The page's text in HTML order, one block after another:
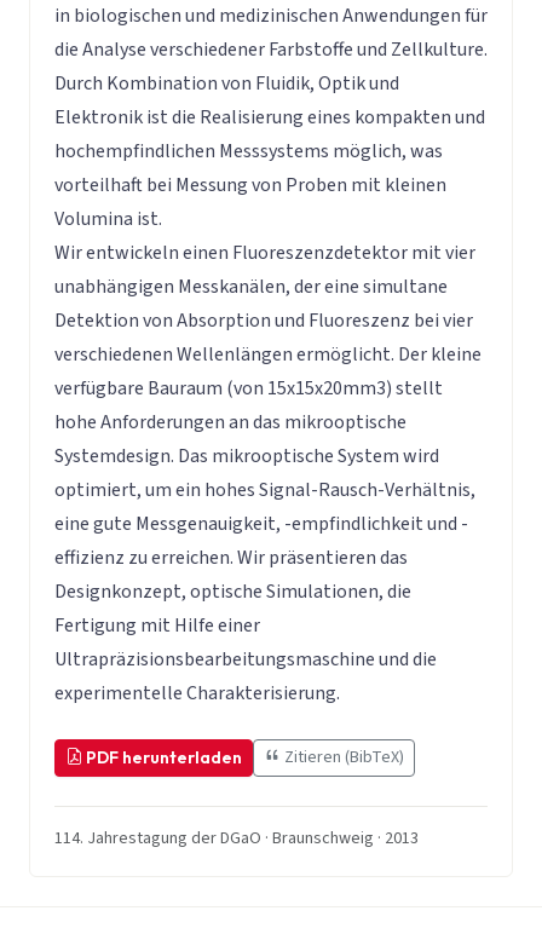
in biologischen und medizinischen Anwendungen für
die Analyse verschiedener Farbstoffe und Zellkulture.
Durch Kombination von Fluidik, Optik und
Elektronik ist die Realisierung eines kompakten und
hochempfindlichen Messsystems möglich, was
vorteilhaft bei Messung von Proben mit kleinen
Volumina ist.
Wir entwickeln einen Fluoreszenzdetektor mit vier
unabhängigen Messkanälen, der eine simultane
Detektion von Absorption und Fluoreszenz bei vier
verschiedenen Wellenlängen ermöglicht. Der kleine
verfügbare Bauraum (von 15x15x20mm3) stellt
hohe Anforderungen an das mikrooptische
Systemdesign. Das mikrooptische System wird
optimiert, um ein hohes Signal-Rausch-Verhältnis,
eine gute Messgenauigkeit, -empfindlichkeit und -
effizienz zu erreichen. Wir präsentieren das
Designkonzept, optische Simulationen, die
Fertigung mit Hilfe einer
Ultrapräzisionsbearbeitungsmaschine und die
experimentelle Charakterisierung.
PDF herunterladen Zitieren (BibTeX)
114. Jahrestagung der DGaO · Braunschweig · 2013